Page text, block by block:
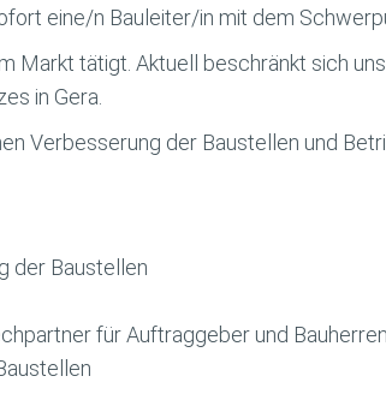
eine/n Bauleiter/in mit dem
Markt tätigt. Aktuell beschränkt sich
in Gera.
Verbesserung der Baustellen und
der Baustellen
für Auftraggeber und Bauherren